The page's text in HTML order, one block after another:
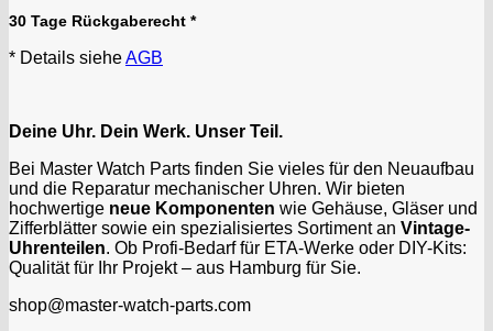
30 Tage Rückgaberecht *
* Details sieheAGB
Deine Uhr. Dein Werk. Unser Teil.
Bei Master Watch Parts finden Sie vieles für den Neuaufbau
und die Reparatur mechanischer Uhren. Wir bieten
hochwertige neue Komponenten wie Gehäuse, Gläser und
Zifferblätter sowie ein spezialisiertes Sortiment an Vintage-
Uhrenteilen. Ob Profi-Bedarf für ETA-Werke oder DIY-Kits:
Qualität für Ihr Projekt – aus Hamburg für Sie.
shop@master-watch-parts.com